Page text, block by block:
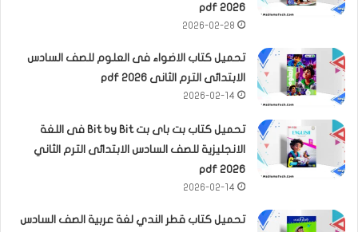
2026 pdf
2026-02-28
تحميل كتاب الاضواء فى العلوم للصف السادس
الابتدائى الترم الثانى 2026 pdf
2026-02-14
تحميل كتاب بت باى بت Bit by Bit فى اللغة
الانجليزية للصف السادس الابتدائى الترم الثاني
2026 pdf
2026-02-14
تحميل كتاب قطر الندي لغة عربية الصف السادس